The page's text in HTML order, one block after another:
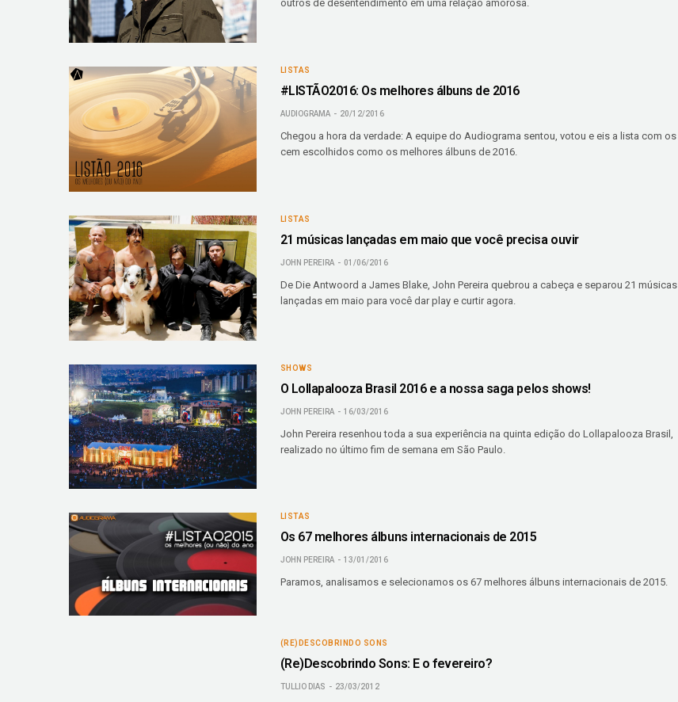
outros de desentendimento em uma relação amorosa.
LISTAS
#LISTÃO2016: Os melhores álbuns de 2016
AUDIOGRAMA 20/12/2016
Chegou a hora da verdade: A equipe do Audiograma sentou, votou e eis a lista com os
cem escolhidos como os melhores álbuns de 2016.
LISTAS
21 músicas lançadas em maio que você precisa ouvir
JOHN PEREIRA 01/06/2016
De Die Antwoord a James Blake, John Pereira quebrou a cabeça e separou 21 músicas
lançadas em maio para você dar play e curtir agora.
SHOWS
O Lollapalooza Brasil 2016 e a nossa saga pelos shows!
JOHN PEREIRA 16/03/2016
John Pereira resenhou toda a sua experiência na quinta edição do Lollapalooza Brasil,
realizado no último fim de semana em São Paulo.
LISTAS
Os 67 melhores álbuns internacionais de 2015
JOHN PEREIRA 13/01/2016
Paramos, analisamos e selecionamos os 67 melhores álbuns internacionais de 2015.
(RE)DESCOBRINDO SONS
(Re)Descobrindo Sons: E o fevereiro?
TULLIO DIAS 23/03/2012